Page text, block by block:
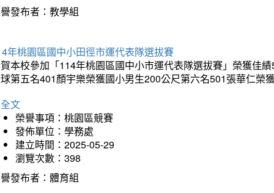
發布者：教學組
年桃園區國中小田徑市運代表隊選拔賽
本校參加「114年桃園區國中小市運代表隊選拔賽」榮獲佳
第五名401顏宇樂榮獲國小男生200公尺第六名501張華仁
文
榮譽事項：桃園區競賽
發佈單位：學務處
建立時間：2025-05-29
瀏覽次數：398
發布者：體育組